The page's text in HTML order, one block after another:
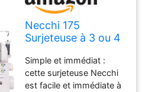
Necchi 175
Surjeteuse à 3 ou 4
différentiel, facile à
utiliser
Simple et immédiat :
cette surjeteuse Necchi
est facile et immédiate à